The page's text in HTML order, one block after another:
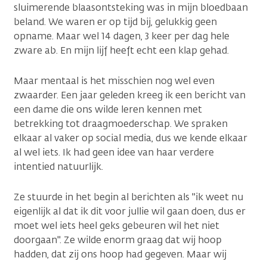
sluimerende blaasontsteking was in mijn bloedbaan
beland. We waren er op tijd bij, gelukkig geen
opname. Maar wel 14 dagen, 3 keer per dag hele
zware ab. En mijn lijf heeft echt een klap gehad.
Maar mentaal is het misschien nog wel even
zwaarder. Een jaar geleden kreeg ik een bericht van
een dame die ons wilde leren kennen met
betrekking tot draagmoederschap. We spraken
elkaar al vaker op social media, dus we kende elkaar
al wel iets. Ik had geen idee van haar verdere
intentied natuurlijk.
Ze stuurde in het begin al berichten als "ik weet nu
eigenlijk al dat ik dit voor jullie wil gaan doen, dus er
moet wel iets heel geks gebeuren wil het niet
doorgaan". Ze wilde enorm graag dat wij hoop
hadden, dat zij ons hoop had gegeven. Maar wij